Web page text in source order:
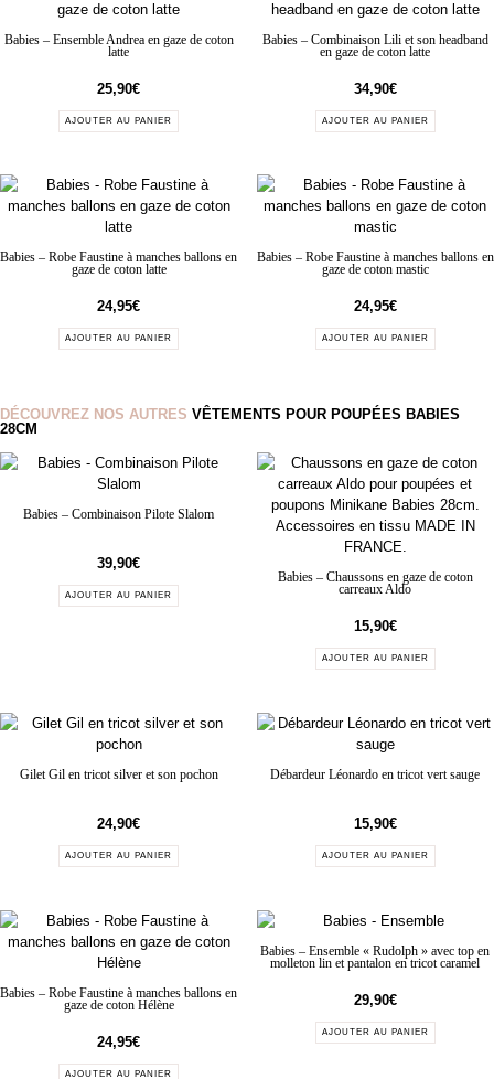
Babies – Ensemble Andrea en gaze de coton
latte
25,90€
AJOUTER AU PANIER
Babies – Combinaison Lili et son headband
en gaze de coton latte
34,90€
AJOUTER AU PANIER
Babies – Robe Faustine à manches ballons en
gaze de coton latte
24,95€
AJOUTER AU PANIER
Babies – Robe Faustine à manches ballons en
gaze de coton mastic
24,95€
AJOUTER AU PANIER
DÉCOUVREZ NOS AUTRES VÊTEMENTS POUR POUPÉES BABIES
28CM
Babies – Combinaison Pilote Slalom
39,90€
AJOUTER AU PANIER
Babies – Chaussons en gaze de coton
carreaux Aldo
15,90€
AJOUTER AU PANIER
Gilet Gil en tricot silver et son pochon
24,90€
AJOUTER AU PANIER
Débardeur Léonardo en tricot vert sauge
15,90€
AJOUTER AU PANIER
Babies – Robe Faustine à manches ballons en
gaze de coton Hélène
24,95€
AJOUTER AU PANIER
Babies – Ensemble « Rudolph » avec top en
molleton lin et pantalon en tricot caramel
29,90€
AJOUTER AU PANIER